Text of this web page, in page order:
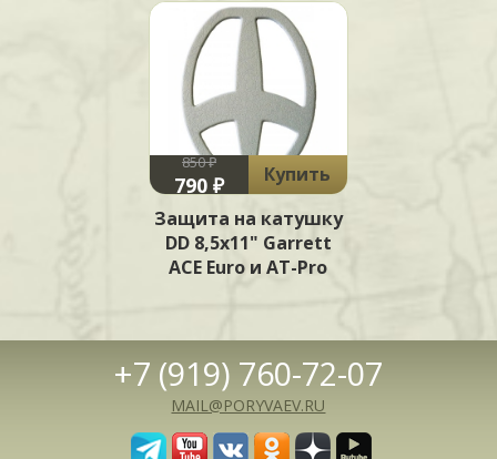
850 ₽
790 ₽
Купить
Защита на катушку
DD 8,5х11" Garrett
ACE Euro и AT-Pro
+7 (919) 760-72-07
MAIL@PORYVAEV.RU